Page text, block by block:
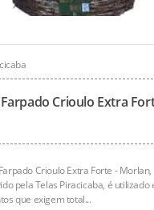
Crioulo Extra
Crioulo Extra Forte - Morlan,
pela Telas Piracicaba, é utilizado
que exigem total...